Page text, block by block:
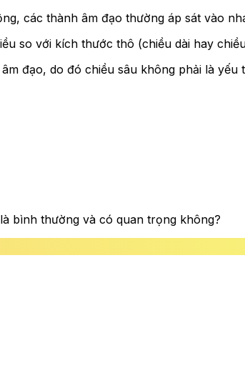
các thành âm đạo thường áp sát vào
so với kích thước thô (chiều dài hay
đạo, do đó chiều sâu không phải là yếu
bình thường và có quan trọng không?